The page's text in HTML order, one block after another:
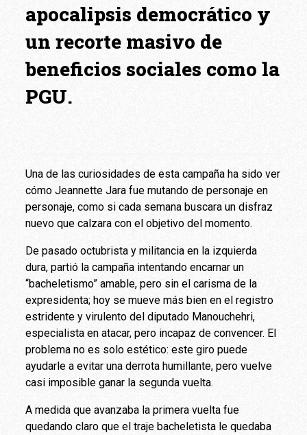
apocalipsis democrático y
un recorte masivo de
beneficios sociales como la
PGU.
Una de las curiosidades de esta campaña ha sido ver
cómo Jeannette Jara fue mutando de personaje en
personaje, como si cada semana buscara un disfraz
nuevo que calzara con el objetivo del momento.
De pasado octubrista y militancia en la izquierda
dura, partió la campaña intentando encarnar un
“bacheletismo” amable, pero sin el carisma de la
expresidenta; hoy se mueve más bien en el registro
estridente y virulento del diputado Manouchehri,
especialista en atacar, pero incapaz de convencer. El
problema no es solo estético: este giro puede
ayudarle a evitar una derrota humillante, pero vuelve
casi imposible ganar la segunda vuelta.
A medida que avanzaba la primera vuelta fue
quedando claro que el traje bacheletista le quedaba